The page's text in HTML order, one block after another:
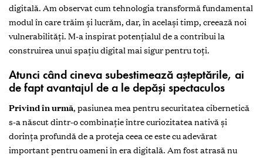
digitală. Am observat cum tehnologia transformă fundamental
modul în care trăim și lucrăm, dar, în același timp, creează noi
vulnerabilități. M-a inspirat potențialul de a contribui la
construirea unui spațiu digital mai sigur pentru toți.
Atunci când cineva subestimează așteptările, ai
de fapt avantajul de a le depăși spectaculos
Privind în urmă, pasiunea mea pentru securitatea cibernetică
s-a născut dintr-o combinație între curiozitatea nativă și
dorința profundă de a proteja ceea ce este cu adevărat
important pentru oameni în era digitală. Am fost atrasă nu